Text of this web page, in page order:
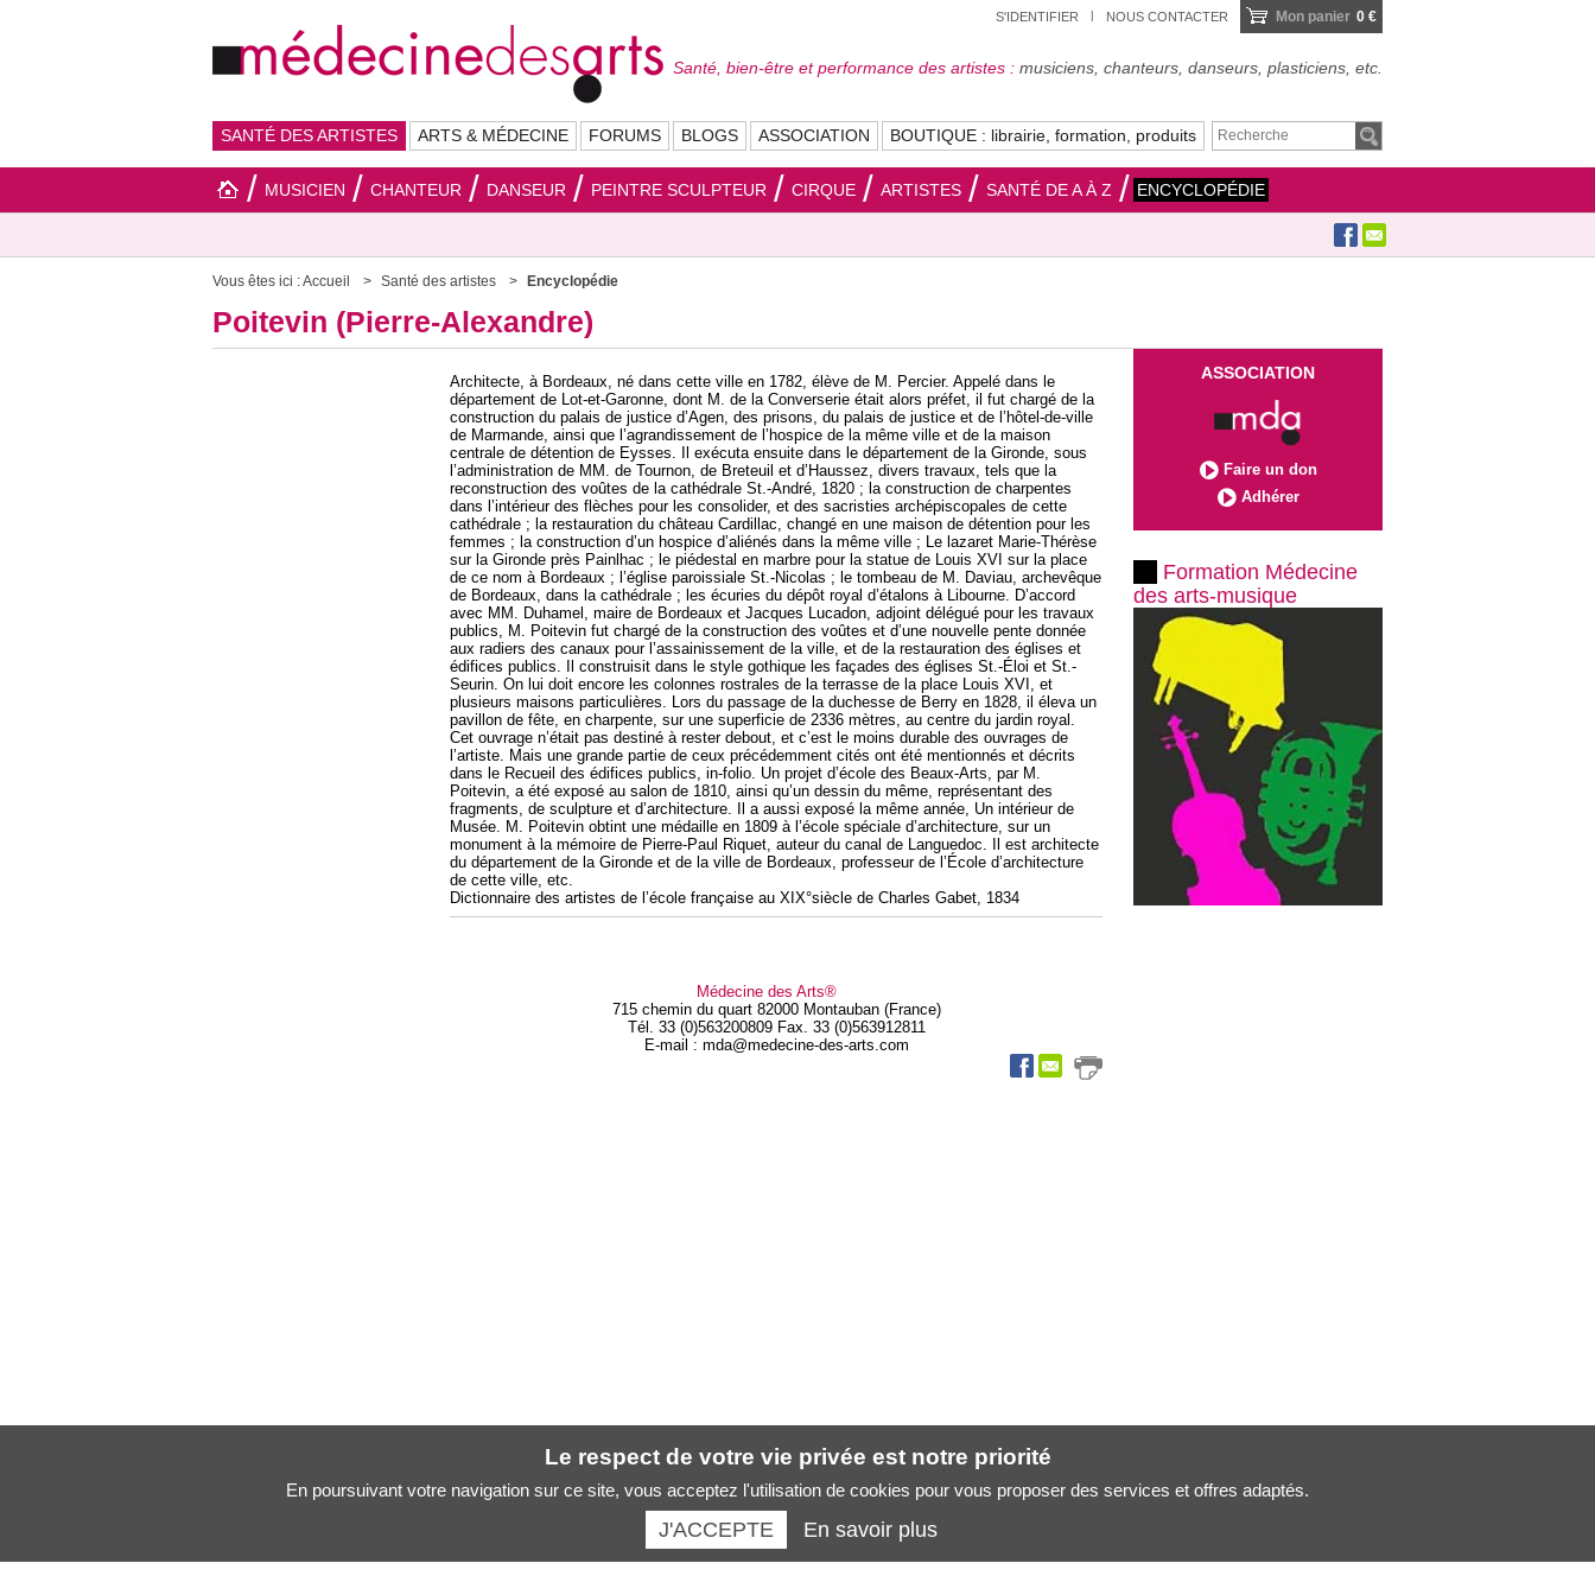
S'IDENTIFIER NOUS CONTACTER Mon panier 0 €
Santé, bien-être et performance des artistes : musiciens, chanteurs, danseurs, plasticiens, etc.
SANTÉ DES ARTISTES ARTS & MÉDECINE FORUMS BLOGS ASSOCIATION BOUTIQUE : librairie, formation, produits
MUSICIEN CHANTEUR DANSEUR PEINTRE SCULPTEUR CIRQUE ARTISTES SANTÉ DE A À Z ENCYCLOPÉDIE
Vous êtes ici :Accueil Santé des artistes Encyclopédie
Poitevin (Pierre-Alexandre)
Architecte, à Bordeaux, né dans cette ville en 1782, élève de M. Percier. Appelé dans le
département de Lot-et-Garonne, dont M. de la Converserie était alors préfet, il fut chargé de la
construction du palais de justice d’Agen, des prisons, du palais de justice et de l’hôtel-de-ville
de Marmande, ainsi que l’agrandissement de l’hospice de la même ville et de la maison
centrale de détention de Eysses. Il exécuta ensuite dans le département de la Gironde, sous
l’administration de MM. de Tournon, de Breteuil et d’Haussez, divers travaux, tels que la
reconstruction des voûtes de la cathédrale St.-André, 1820 ; la construction de charpentes
dans l’intérieur des flèches pour les consolider, et des sacristies archépiscopales de cette
cathédrale ; la restauration du château Cardillac, changé en une maison de détention pour les
femmes ; la construction d’un hospice d’aliénés dans la même ville ; Le lazaret Marie-Thérèse
sur la Gironde près Painlhac ; le piédestal en marbre pour la statue de Louis XVI sur la place
de ce nom à Bordeaux ; l’église paroissiale St.-Nicolas ; le tombeau de M. Daviau, archevêque
de Bordeaux, dans la cathédrale ; les écuries du dépôt royal d’étalons à Libourne. D’accord
avec MM. Duhamel, maire de Bordeaux et Jacques Lucadon, adjoint délégué pour les travaux
publics, M. Poitevin fut chargé de la construction des voûtes et d’une nouvelle pente donnée
aux radiers des canaux pour l’assainissement de la ville, et de la restauration des églises et
édifices publics. Il construisit dans le style gothique les façades des églises St.-Éloi et St.-
Seurin. On lui doit encore les colonnes rostrales de la terrasse de la place Louis XVI, et
plusieurs maisons particulières. Lors du passage de la duchesse de Berry en 1828, il éleva un
pavillon de fête, en charpente, sur une superficie de 2336 mètres, au centre du jardin royal.
Cet ouvrage n’était pas destiné à rester debout, et c’est le moins durable des ouvrages de
l’artiste. Mais une grande partie de ceux précédemment cités ont été mentionnés et décrits
dans le Recueil des édifices publics, in-folio. Un projet d’école des Beaux-Arts, par M.
Poitevin, a été exposé au salon de 1810, ainsi qu’un dessin du même, représentant des
fragments, de sculpture et d’architecture. Il a aussi exposé la même année, Un intérieur de
Musée. M. Poitevin obtint une médaille en 1809 à l’école spéciale d’architecture, sur un
monument à la mémoire de Pierre-Paul Riquet, auteur du canal de Languedoc. Il est architecte
du département de la Gironde et de la ville de Bordeaux, professeur de l’École d’architecture
de cette ville, etc.
Dictionnaire des artistes de l’école française au XIX°siècle de Charles Gabet, 1834
Médecine des Arts®
715 chemin du quart 82000 Montauban (France)
Tél. 33 (0)563200809 Fax. 33 (0)563912811
E-mail : mda@medecine-des-arts.com
ASSOCIATION
Faire un don
Adhérer
Formation Médecine
des arts-musique
Le respect de votre vie privée est notre priorité
En poursuivant votre navigation sur ce site, vous acceptez l'utilisation de cookies pour vous proposer des services et offres adaptés.
J'ACCEPTE En savoir plus